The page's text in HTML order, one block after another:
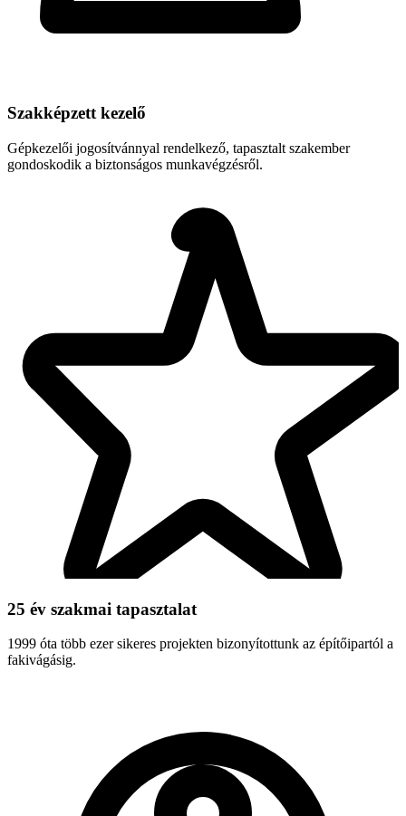
Szakképzett kezelő
Gépkezelői jogosítvánnyal rendelkező, tapasztalt szakember
gondoskodik a biztonságos munkavégzésről.
25 év szakmai tapasztalat
1999 óta több ezer sikeres projekten bizonyítottunk az építőipartól a
fakivágásig.